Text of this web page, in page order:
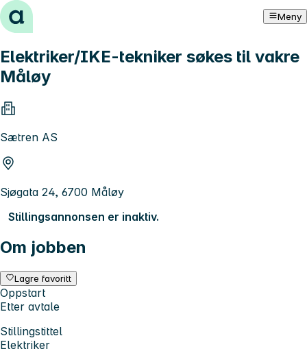
Hopp til innhold Meny
Elektriker/IKE-tekniker søkes til vakre
Måløy
Sætren AS
Sjøgata 24, 6700 Måløy
Stillingsannonsen er inaktiv.
Om jobben
Lagre favoritt
Oppstart
Etter avtale
Stillingstittel
Elektriker